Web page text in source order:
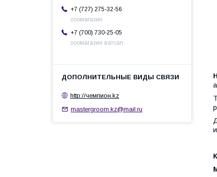
+7 (727) 275-32-56
зоомагазин
+7 (700) 730-25-05
зоомагазин ватсап
http://чемпион.kz
mastergroom.kz@mail.ru